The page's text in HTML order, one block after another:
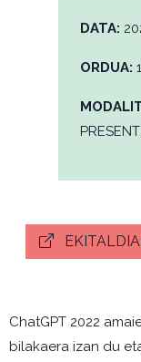
DATA:
ORDUA:
ChatGPT 2022
bilakaera izan du